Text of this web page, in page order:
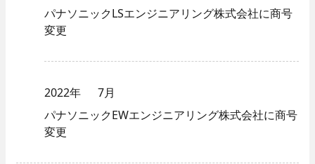
パナソニックLSエンジニアリング株式会社に商号
変更
2022年
7月
パナソニックEWエンジニアリング株式会社に商号
変更